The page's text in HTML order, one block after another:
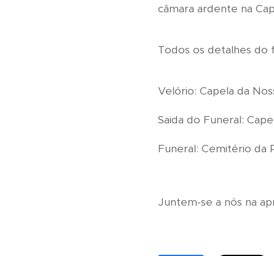
câmara ardente na
Todos os detalhes do
Velório: Capela da
Saida do Funeral:
Funeral: Cemitério da
Juntem-se a nós na